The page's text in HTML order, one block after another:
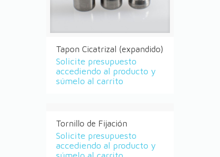
Tapon Cicatrizal (expandido)
Solicite presupuesto
accediendo al producto y
súmelo al carrito
Tornillo de Fijación
Solicite presupuesto
accediendo al producto y